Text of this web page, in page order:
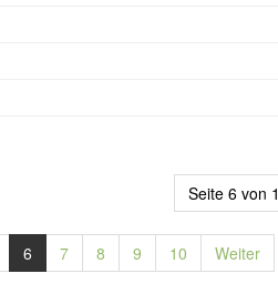
Seite 6 von
6 7 8 9 10 Weiter